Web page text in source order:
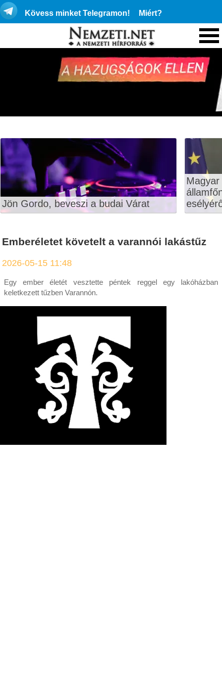
Kövess minket Telegramon! Miért?
Jön Gordo, beveszi a budai Várat
Emberéletet követelt a varannói lakástűz
2026-05-15 11:48
Egy ember életét vesztette péntek reggel egy lakóházban
keletkezett tűzben Varannón.